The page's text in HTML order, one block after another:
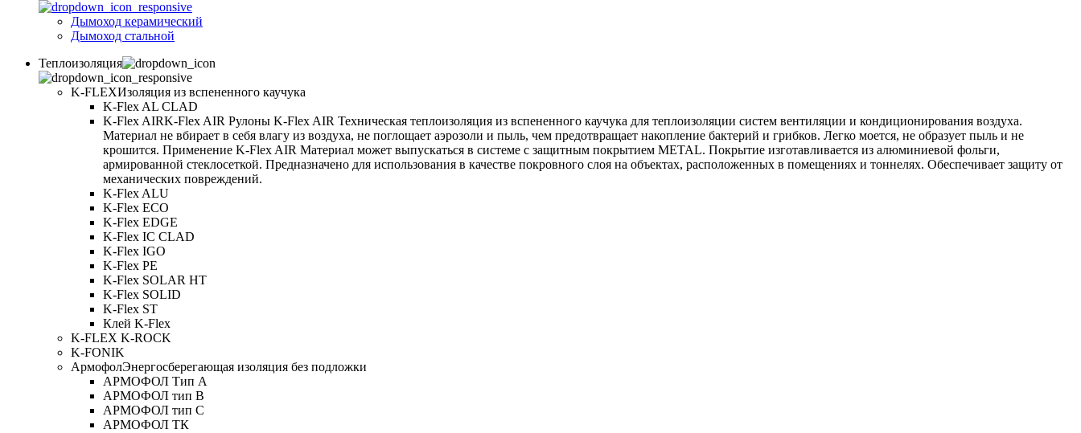
Дымоход керамический
Дымоход стальной
Теплоизоляция
K-FLEXИзоляция из вспененного каучука
K-Flex AL CLAD
K-Flex AIRK-Flex AIR Рулоны K-Flex AIR Техническая теплоизоляция из вспененного каучука для теплоизоляции систем вентиляции и кондиционирования воздуха.
Материал не вбирает в себя влагу из воздуха, не поглощает аэрозоли и пыль, чем предотвращает накопление бактерий и грибков. Легко моется, не образует пыль и не
крошится. Применение K-Flex AIR Материал может выпускаться в системе c защитным покрытием METAL. Покрытие изготавливается из алюминиевой фольги,
армированной стеклосеткой. Предназначено для использования в качестве покровного слоя на объектах, расположенных в помещениях и тоннелях. Обеспечивает защиту от
механических повреждений.
K-Flex ALU
K-Flex ECO
K-Flex EDGE
K-Flex IC CLAD
K-Flex IGO
K-Flex PE
K-Flex SOLAR HT
K-Flex SOLID
K-Flex ST
Клей K-Flex
K-FLEX K-ROCK
K-FONIK
АрмофолЭнергосберегающая изоляция без подложки
АРМОФОЛ Тип А
АРМОФОЛ тип В
АРМОФОЛ тип C
АРМОФОЛ ТК